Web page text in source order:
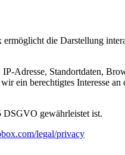
die Darstellung
Adresse, Standortdaten,
berechtigtes Interesse an
DSGVO gewährleistet ist.
legal/privacy